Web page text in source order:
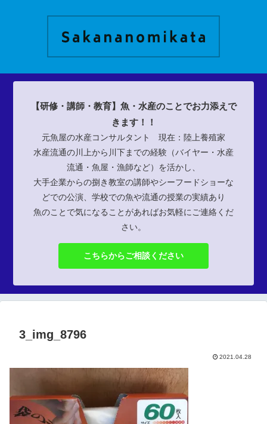
【研修・講師・教育】魚・水産のことでお力添えで
きます！！
元魚屋の水産コンサルタント 現在：陸上養殖家
水産流通の川上から川下までの経験（バイヤー・水産
流通・魚屋・漁師など）を活かし、
大手企業からの捌き教室の講師やシーフードショーな
どでの公演、学校での魚や流通の授業の実績あり
魚のことで気になることがあればお気軽にご連絡くだ
さい。
こちらからご相談ください
3_img_8796
2021.04.28